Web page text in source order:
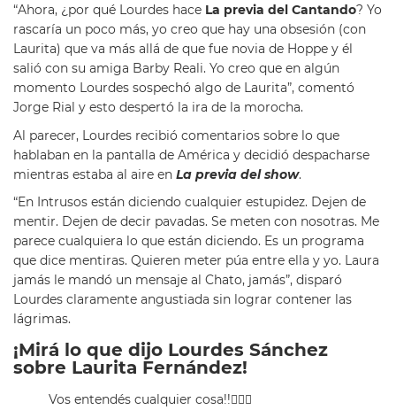
“Ahora, ¿por qué Lourdes hace La previa del Cantando? Yo
rascaría un poco más, yo creo que hay una obsesión (con
Laurita) que va más allá de que fue novia de Hoppe y él
salió con su amiga Barby Reali. Yo creo que en algún
momento Lourdes sospechó algo de Laurita”, comentó
Jorge Rial y esto despertó la ira de la morocha.
Al parecer, Lourdes recibió comentarios sobre lo que
hablaban en la pantalla de América y decidió despacharse
mientras estaba al aire en La previa del show.
“En Intrusos están diciendo cualquier estupidez. Dejen de
mentir. Dejen de decir pavadas. Se meten con nosotras. Me
parece cualquiera lo que están diciendo. Es un programa
que dice mentiras. Quieren meter púa entre ella y yo. Laura
jamás le mandó un mensaje al Chato, jamás”, disparó
Lourdes claramente angustiada sin lograr contener las
lágrimas.
¡Mirá lo que dijo Lourdes Sánchez
sobre Laurita Fernández!
Vos entendés cualquier cosa!!🤦🏻‍♀️